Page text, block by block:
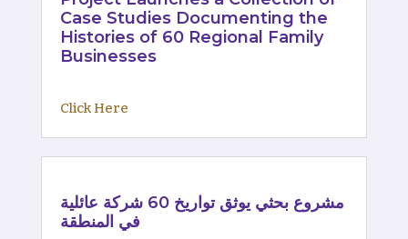
Case Studies Documenting the
Histories of 60 Regional Family
Businesses
Click Here
مشروع بحثي يوثق تواريخ 60 شركة عائلية
في المنطقة